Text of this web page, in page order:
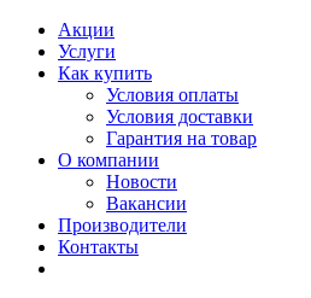
Акции
Услуги
Как купить
Условия оплаты
Условия доставки
Гарантия на товар
О компании
Новости
Вакансии
Производители
Контакты